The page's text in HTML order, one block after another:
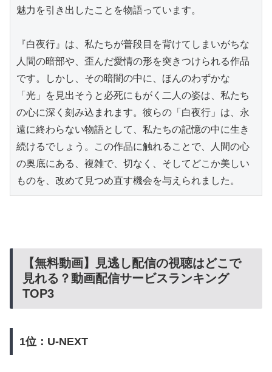
魅力を引き出したことを物語っています。
『白夜行』は、私たちが普段目を背けてしまいがちな
人間の暗部や、歪んだ愛情の形を突きつけられる作品
です。しかし、その暗闇の中に、ほんのわずかな
「光」を見出そうと必死にもがく二人の姿は、私たち
の心に深く刻み込まれます。彼らの「白夜行」は、永
遠に終わらない物語として、私たちの記憶の中に生き
続けるでしょう。この作品に触れることで、人間の心
の奥底にある、複雑で、切なく、そしてどこか美しい
ものを、改めて見つめ直す機会を与えられました。
【無料動画】見逃し配信の視聴はどこで
見れる？動画配信サービスランキング
TOP3
1位：U-NEXT